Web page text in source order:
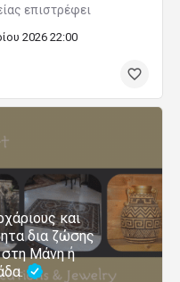
επιστρέφει
2026 22:00
και
δια ζώσης
στη Μάνη ή